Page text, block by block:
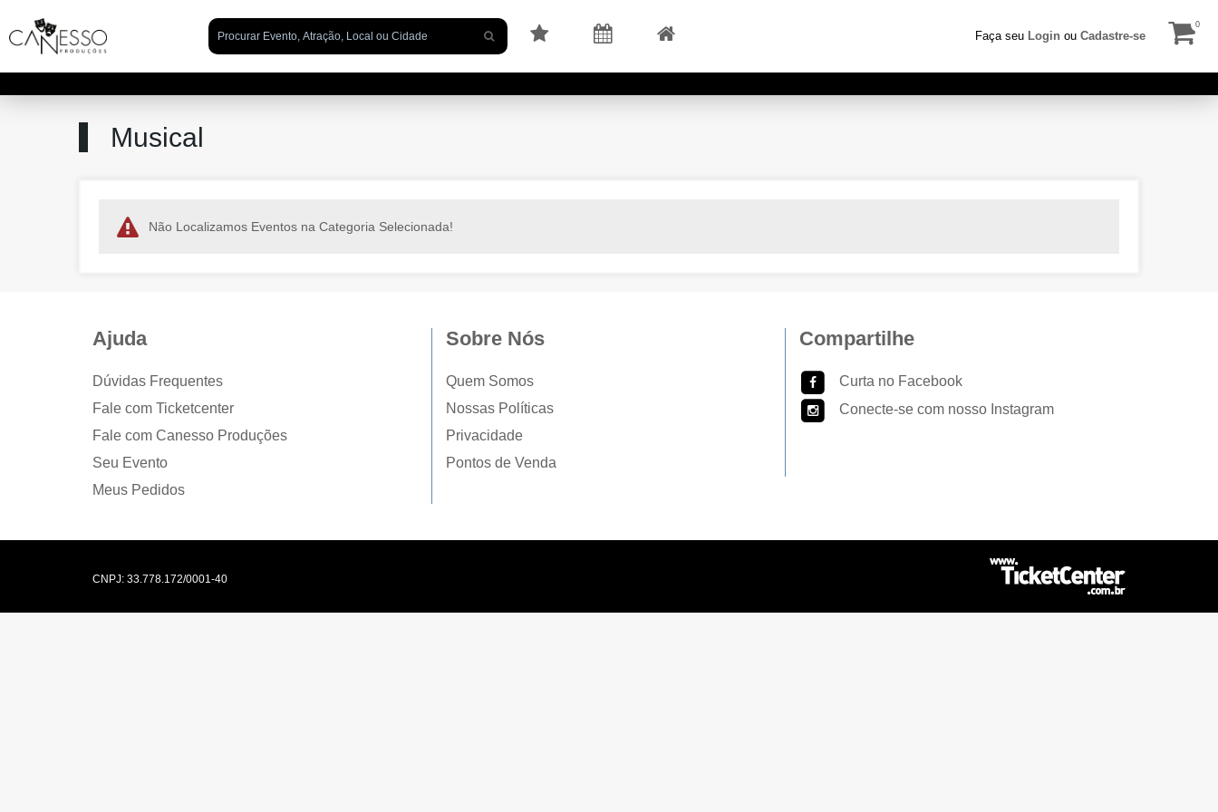
Faça seu Login ou Cadastre-se
0
Musical
Não Localizamos Eventos na Categoria Selecionada!
Ajuda
Dúvidas Frequentes
Fale com Ticketcenter
Fale com Canesso Produções
Seu Evento
Meus Pedidos
Sobre Nós
Quem Somos
Nossas Políticas
Privacidade
Pontos de Venda
Compartilhe
Curta no Facebook
Conecte-se com nosso Instagram
CNPJ: 33.778.172/0001-40